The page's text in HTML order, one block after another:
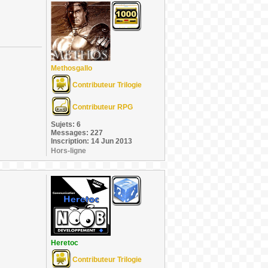
Methosgallo
Contributeur Trilogie
Contributeur RPG
Sujets: 6
Messages: 227
Inscription: 14 Jun 2013
Hors-ligne
Heretoc
Contributeur Trilogie